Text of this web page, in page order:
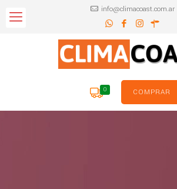
info@climacoast.com.ar
0 COMPRAR